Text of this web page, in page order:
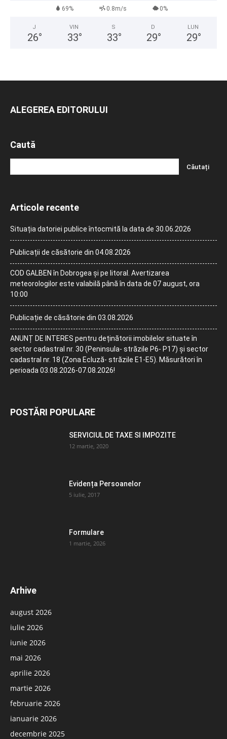
69% 0.8m/s 0%
J
26°
VIN
33°
S
33°
D
29°
LUN
29°
ALEGEREA EDITORULUI
Caută
Articole recente
Situația datoriei publice întocmită la data de 30.06.2026
Publicații de căsătorie din 04.08.2026
COD GALBEN în Dobrogea și pe litoral. Avertizarea
meteorologilor este valabilă până în data de 07 august, ora
10:00
Publicație de căsătorie din 03.08.2026
ANUNȚ DE INTERES pentru deținătorii imobilelor situate în
sector cadastral nr. 30 (Peninsula- străzile P6- P17) și sector
cadastral nr. 18 (Zona Ecluză- străzile E1-E5). Măsurători în
perioada 03.08.2026-07.08.2026!
POSTĂRI POPULARE
SERVICIUL DE TAXE SI IMPOZITE
12 martie, 2020
Evidența Persoanelor
5 iulie, 2017
Formulare
1 martie, 2026
Arhive
august 2026
iulie 2026
iunie 2026
mai 2026
aprilie 2026
martie 2026
februarie 2026
ianuarie 2026
decembrie 2025